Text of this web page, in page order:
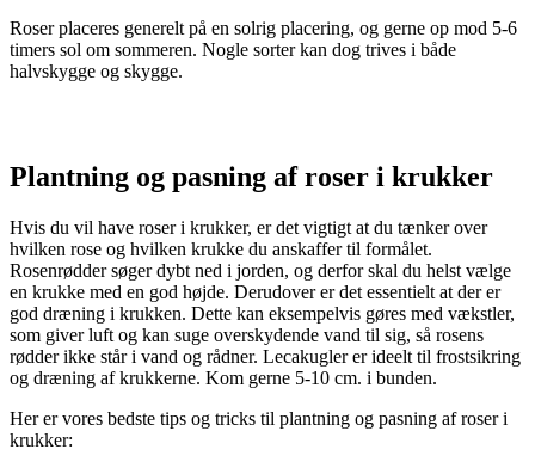
Roser placeres generelt på en solrig placering, og gerne op mod 5-6
timers sol om sommeren. Nogle sorter kan dog trives i både
halvskygge og skygge.
Plantning og pasning af roser i krukker
Hvis du vil have roser i krukker, er det vigtigt at du tænker over
hvilken rose og hvilken krukke du anskaffer til formålet.
Rosenrødder søger dybt ned i jorden, og derfor skal du helst vælge
en krukke med en god højde. Derudover er det essentielt at der er
god dræning i krukken. Dette kan eksempelvis gøres med vækstler,
som giver luft og kan suge overskydende vand til sig, så rosens
rødder ikke står i vand og rådner. Lecakugler er ideelt til frostsikring
og dræning af krukkerne. Kom gerne 5-10 cm. i bunden.
Her er vores bedste tips og tricks til plantning og pasning af roser i
krukker: